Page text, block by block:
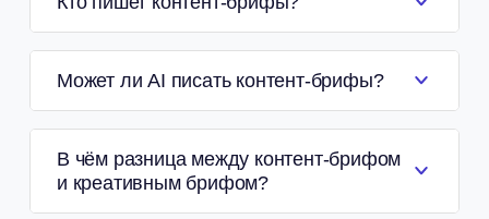
Может ли AI писать контент-брифы?
В чём разница между контент-брифом
и креативным брифом?